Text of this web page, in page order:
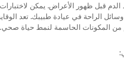
الراحة في عيادة طبيبك. تعد
من المكونات الحاسمة لنمط حياة صحي.